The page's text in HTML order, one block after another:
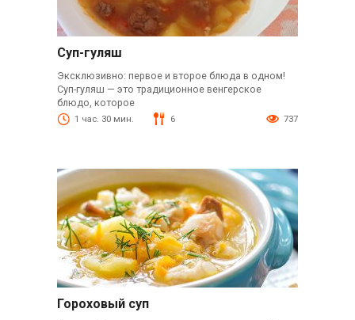
Суп-гуляш
Эксклюзивно: первое и второе блюда в одном!
Суп-гуляш — это традиционное венгерское
блюдо, которое
1 час. 30 мин. 6 737
Гороховый суп